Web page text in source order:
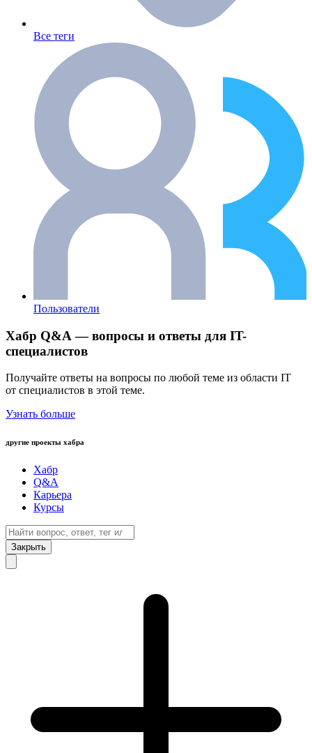
Все теги
Пользователи
Хабр Q&A — вопросы и ответы для IT-
специалистов
Получайте ответы на вопросы по любой теме из области IT
от специалистов в этой теме.
Узнать больше
другие проекты хабра
Хабр
Q&A
Карьера
Курсы
Закрыть